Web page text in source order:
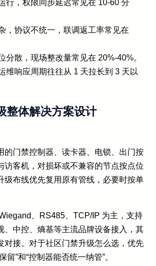
行，权限同步延迟常见在 10-60 分
，协议不统一，联调返工率常见在
分散，现场整改量常见在 20%-40%。
维响应周期往往从 1 天拉长到 3 天以
整体解决方案设计
的门禁控制器、读卡器、电锁、出门按
访客机，对损坏或不兼容的节点按点位
级布线优先复用原有管线，必要时按单
、RS485、TCP/IP 为主，支持
、中控、熵基等主流品牌设备接入，其
对接。对于社区门禁升级怎么选，优先
留”和“控制器能否统一纳管”。